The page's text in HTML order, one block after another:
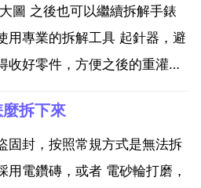
，有人收不 農村的老青磚，
圖 之後也可以繼續拆解手錶
用專業的拆解工具 起針器，避
收好零件，方便之後的重灌。
用螺絲刀將錶蓋上的螺絲拆
子將表後的齒輪夾下來。4....
拆下來
固封，按照常規方式是無法拆
用電鑽磚，或者 電砂輪打磨，